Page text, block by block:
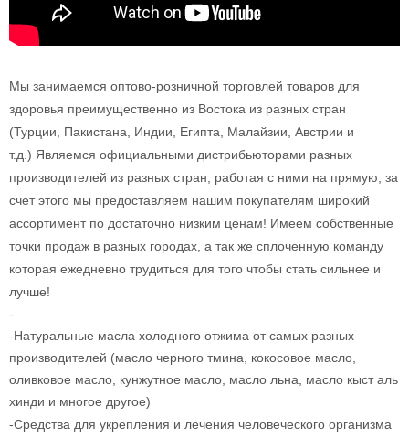
Мы занимаемся оптово-розничной торговлей товаров для
здоровья преимущественно из Востока из разных стран
(Турции, Пакистана, Индии, Египта, Малайзии, Австрии и
т.д.) Являемся официальными дистрибьюторами разных
производителей из разных стран, работая с ними на прямую, за
счет этого мы предоставляем нашим покупателям широкий
ассортимент по достаточно низким ценам! Имеем собственные
точки продаж в разных городах, а так же сплоченную команду
которая ежедневно трудиться для того чтобы стать сильнее и
лучше!
-
-Натуральные масла холодного отжима от самых разных
производителей (масло черного тмина, кокосовое масло,
оливковое масло, кунжутное масло, масло льна, масло кыст аль
хинди и многое другое)
-Средства для укрепления и лечения человеческого организма